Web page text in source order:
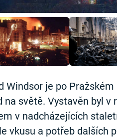
Windsor je po
na světě. Vystavěn byl v
v nadcházejících
vkusu a potřeb dalších